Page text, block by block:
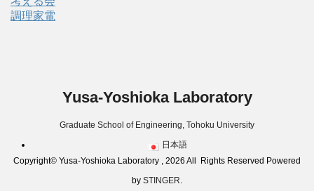
調理家電
Yusa-Yoshioka Laboratory
Graduate School of Engineering, Tohoku University
日本語
Copyright© Yusa-Yoshioka Laboratory , 2026 All Rights Reserved Powered
by STINGER.